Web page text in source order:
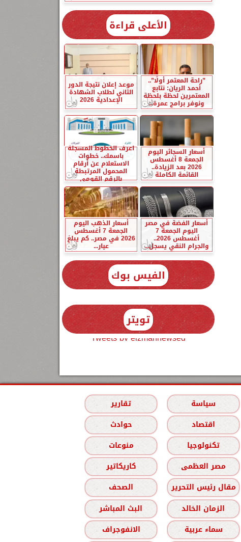
الأعلى قراءة
”راحة المعتمر أولًا”..
أحمد الريان: نتابع
المعتمرين لحظة بلحظة
ونوفر برامج عمرة...
موعد إعلان نتيجة الدور
الثاني لطلاب الشهادة
الإعدادية 2026
أسعار السجائر اليوم
الجمعة 8 أغسطس
2026 بعد الزيادة..
القائمة الكاملة
اعرف الخطوط المسجلة
باسمك.. خطوات
الاستعلام عن أرقام
المحمول المرتبطة
بالرقم القومي
أسعار الفضة في مصر
اليوم الجمعة 7
أغسطس 2026..
والجرام النقي يسجل...
أسعار الذهب اليوم
الجمعة 7 أغسطس
2026 في مصر.. كم يبلغ
عيار...
الفيس بوك
تويتر
Tweets by elzmannewseg
سياسة
تقارير
اقتصاد
حوادث
تكنولوجيا
منوعات
مصر العظمى
كاريكاتير
مقال رئيس التحرير
الصحف
الزمان الخالد
البث المباشر
سماء عربية الانفوجراف